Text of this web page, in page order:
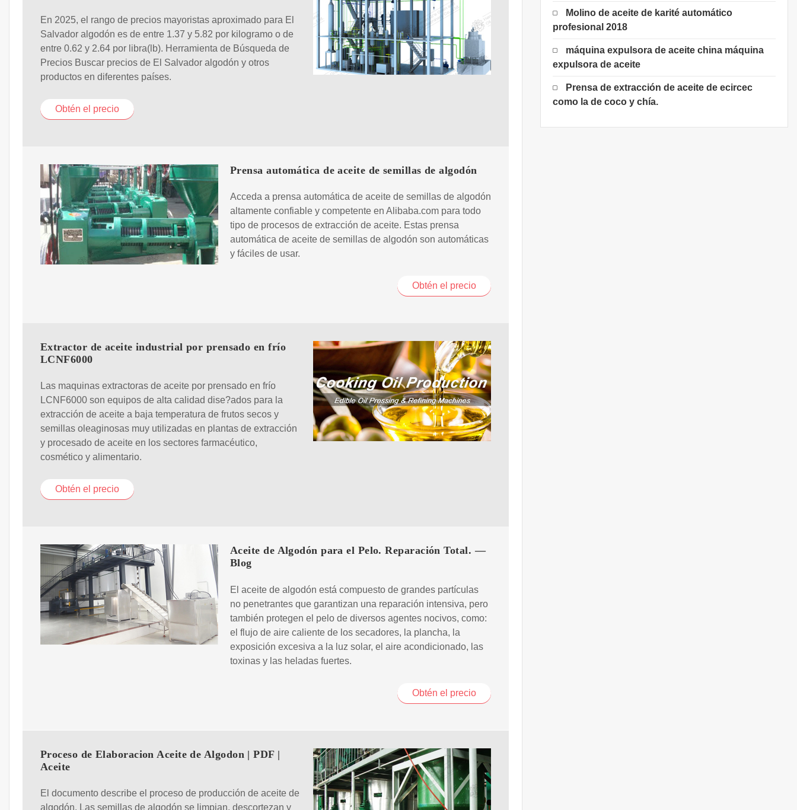
En 2025, el rango de precios mayoristas aproximado para El
Salvador algodón es de entre 1.37 y 5.82 por kilogramo o de
entre 0.62 y 2.64 por libra(lb). Herramienta de Búsqueda de
Precios Buscar precios de El Salvador algodón y otros
productos en diferentes países.
Obtén el precio
Prensa automática de aceite de semillas de algodón
Acceda a prensa automática de aceite de semillas de algodón
altamente confiable y competente en Alibaba.com para todo
tipo de procesos de extracción de aceite. Estas prensa
automática de aceite de semillas de algodón son automáticas
y fáciles de usar.
Obtén el precio
Extractor de aceite industrial por prensado en frío
LCNF6000
Las maquinas extractoras de aceite por prensado en frío
LCNF6000 son equipos de alta calidad dise?ados para la
extracción de aceite a baja temperatura de frutos secos y
semillas oleaginosas muy utilizadas en plantas de extracción
y procesado de aceite en los sectores farmacéutico,
cosmético y alimentario.
Obtén el precio
Aceite de Algodón para el Pelo. Reparación Total. —
Blog
El aceite de algodón está compuesto de grandes partículas
no penetrantes que garantizan una reparación intensiva, pero
también protegen el pelo de diversos agentes nocivos, como:
el flujo de aire caliente de los secadores, la plancha, la
exposición excesiva a la luz solar, el aire acondicionado, las
toxinas y las heladas fuertes.
Obtén el precio
Proceso de Elaboracion Aceite de Algodon | PDF |
Aceite
El documento describe el proceso de producción de aceite de
algodón. Las semillas de algodón se limpian, descortezan y
Molino de aceite de karité automático
profesional 2018
máquina expulsora de aceite china máquina
expulsora de aceite
Prensa de extracción de aceite de ecircec
como la de coco y chía.